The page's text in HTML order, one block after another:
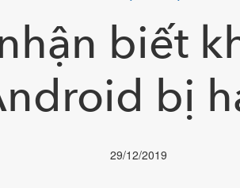
biết
bị
29/12/2019